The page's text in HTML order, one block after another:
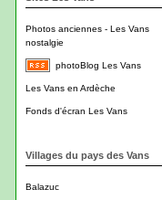
Photos anciennes - Les Vans
nostalgie
photoBlog Les Vans
Les Vans en Ardèche
Fonds d'écran Les Vans
Villages du pays des Vans
Balazuc